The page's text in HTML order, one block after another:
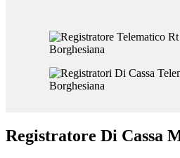
Registratore Di Cassa